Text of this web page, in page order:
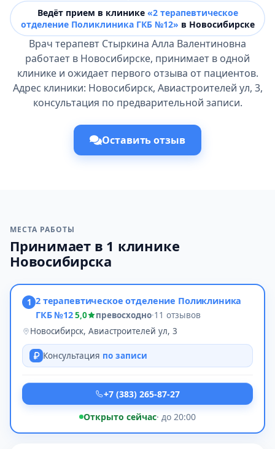
Ведёт прием в клинике «2 терапевтическое
отделение Поликлиника ГКБ №12» в Новосибирске
Врач терапевт Стыркина Алла Валентиновна
работает в Новосибирске, принимает в одной
клинике и ожидает первого отзыва от пациентов.
Адрес клиники: Новосибирск, Авиастроителей ул, 3,
консультация по предварительной записи.
Оставить отзыв
МЕСТА РАБОТЫ
Принимает в 1 клинике
Новосибирска
1 2 терапевтическое отделение Поликлиника
ГКБ №125,0 превосходно·11 отзывов
Новосибирск, Авиастроителей ул, 3
Консультация по записи
+7 (383) 265-87-27
Открыто сейчас· до 20:00